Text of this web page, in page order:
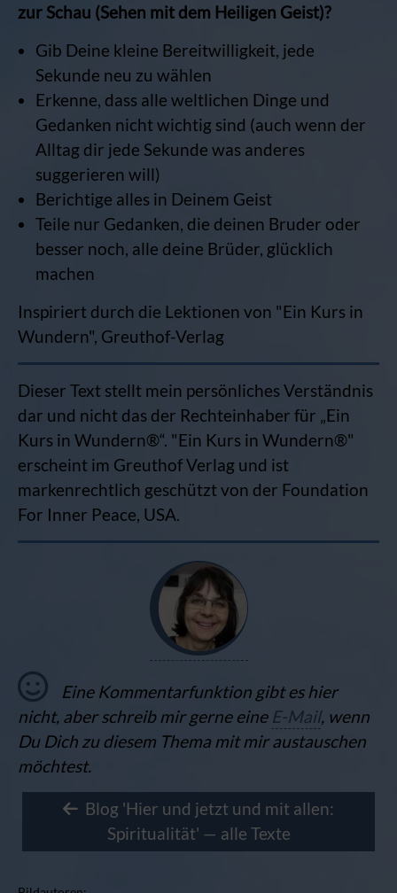
zur Schau (Sehen mit dem Heiligen Geist)?
Gib Deine kleine Bereitwilligkeit, jede
Sekunde neu zu wählen
Erkenne, dass alle weltlichen Dinge und
Gedanken nicht wichtig sind (auch wenn der
Alltag dir jede Sekunde was anderes
suggerieren will)
Berichtige alles in Deinem Geist
Teile nur Gedanken, die deinen Bruder oder
besser noch, alle deine Brüder, glücklich
machen
Inspiriert durch die Lektionen von "Ein Kurs in
Wundern", Greuthof-Verlag
Dieser Text stellt mein persönliches Verständnis
dar und nicht das der Rechteinhaber für „Ein
Kurs in Wundern®“. "Ein Kurs in Wundern®"
erscheint im Greuthof Verlag und ist
markenrechtlich geschützt von der Foundation
For Inner Peace, USA.
Eine Kommentarfunktion gibt es hier
nicht, aber schreib mir gerne eine E-Mail, wenn
Du Dich zu diesem Thema mit mir austauschen
möchtest.
Blog 'Hier und jetzt und mit allen:
Spiritualität' — alle Texte